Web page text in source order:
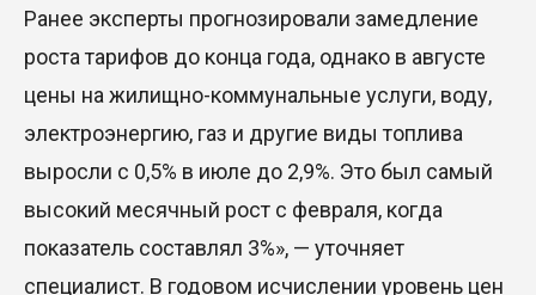
Ранее эксперты прогнозировали замедление
роста тарифов до конца года, однако в августе
цены на жилищно-коммунальные услуги, воду,
электроэнергию, газ и другие виды топлива
выросли с 0,5% в июле до 2,9%. Это был самый
высокий месячный рост с февраля, когда
показатель составлял 3%», — уточняет
специалист. В годовом исчислении уровень цен